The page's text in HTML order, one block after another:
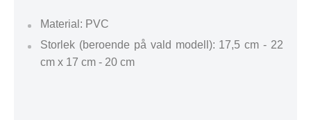
Material: PVC
Storlek (beroende på vald modell): 17,5 cm - 22
cm x 17 cm - 20 cm